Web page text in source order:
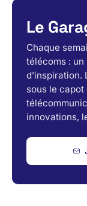
Le
Chaque
télécoms : un
d’inspiration.
sous le capot
innovations,